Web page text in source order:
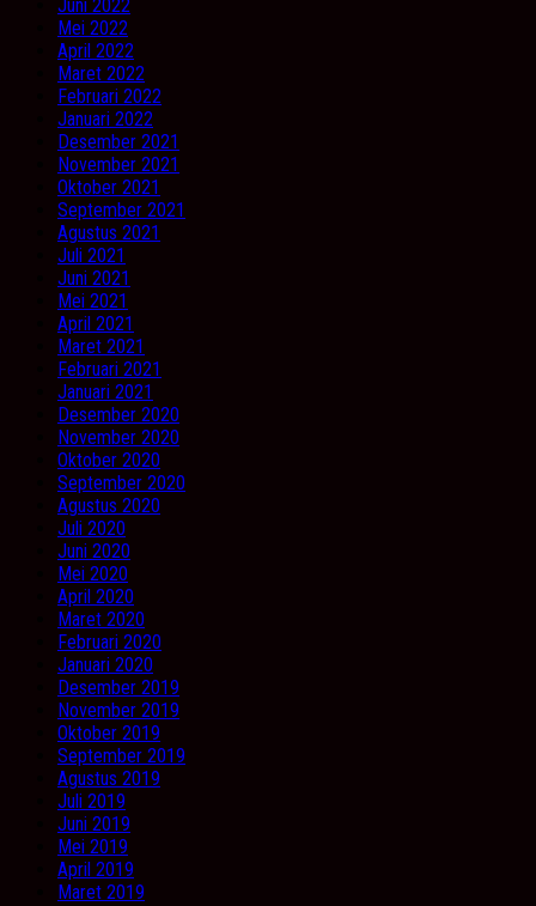
Juni 2022
Mei 2022
April 2022
Maret 2022
Februari 2022
Januari 2022
Desember 2021
November 2021
Oktober 2021
September 2021
Agustus 2021
Juli 2021
Juni 2021
Mei 2021
April 2021
Maret 2021
Februari 2021
Januari 2021
Desember 2020
November 2020
Oktober 2020
September 2020
Agustus 2020
Juli 2020
Juni 2020
Mei 2020
April 2020
Maret 2020
Februari 2020
Januari 2020
Desember 2019
November 2019
Oktober 2019
September 2019
Agustus 2019
Juli 2019
Juni 2019
Mei 2019
April 2019
Maret 2019